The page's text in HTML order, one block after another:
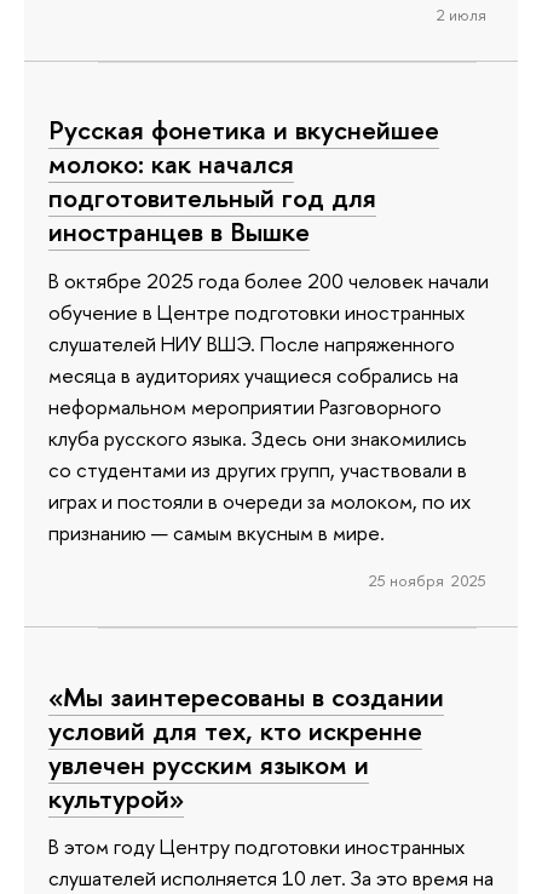
2 июля
Русская фонетика и вкуснейшее
молоко: как начался
подготовительный год для
иностранцев в Вышке
В октябре 2025 года более 200 человек начали
обучение в Центре подготовки иностранных
слушателей НИУ ВШЭ. После напряженного
месяца в аудиториях учащиеся собрались на
неформальном мероприятии Разговорного
клуба русского языка. Здесь они знакомились
со студентами из других групп, участвовали в
играх и постояли в очереди за молоком, по их
признанию — самым вкусным в мире.
25 ноября 2025
«Мы заинтересованы в создании
условий для тех, кто искренне
увлечен русским языком и
культурой»
В этом году Центру подготовки иностранных
слушателей исполняется 10 лет. За это время на